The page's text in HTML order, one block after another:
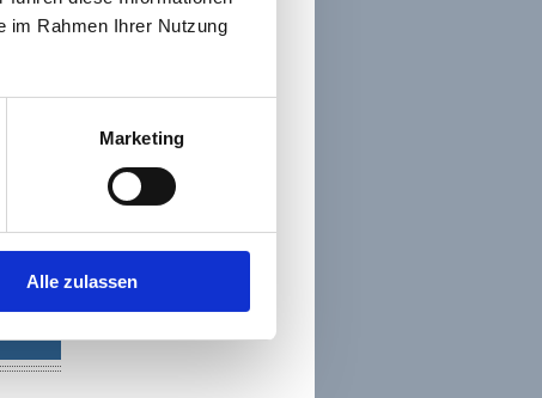
im Rahmen Ihrer Nutzung
Marketing
Alle zulassen